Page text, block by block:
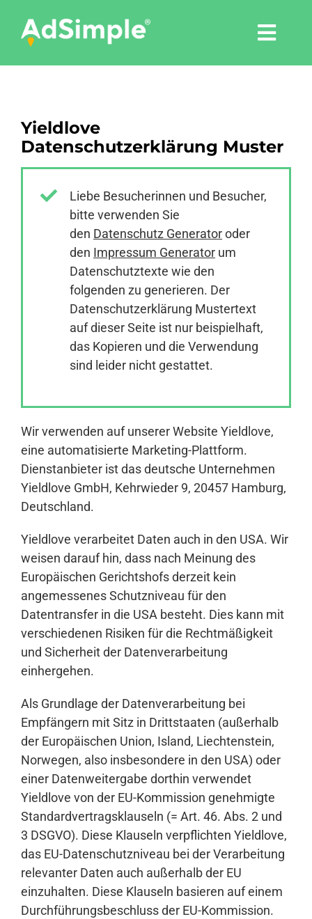
content
Tools
Pressemitteilungen
Anmelden
Yieldlove
Datenschutzerklärung Muster
Liebe Besucherinnen und Besucher,
bitte verwenden Sie
den Datenschutz Generatoroder
den Impressum Generator um
Datenschutztexte wie den
folgenden zu generieren. Der
Datenschutzerklärung Mustertext
auf dieser Seite ist nur beispielhaft,
das Kopieren und die Verwendung
sind leider nicht gestattet.
Wir verwenden auf unserer Website Yieldlove,
eine automatisierte Marketing-Plattform.
Dienstanbieter ist das deutsche Unternehmen
Yieldlove GmbH, Kehrwieder 9, 20457 Hamburg,
Deutschland.
Yieldlove verarbeitet Daten auch in den USA. Wir
weisen darauf hin, dass nach Meinung des
Europäischen Gerichtshofs derzeit kein
angemessenes Schutzniveau für den
Datentransfer in die USA besteht. Dies kann mit
verschiedenen Risiken für die Rechtmäßigkeit
und Sicherheit der Datenverarbeitung
einhergehen.
Als Grundlage der Datenverarbeitung bei
Empfängern mit Sitz in Drittstaaten (außerhalb
der Europäischen Union, Island, Liechtenstein,
Norwegen, also insbesondere in den USA) oder
einer Datenweitergabe dorthin verwendet
Yieldlove von der EU-Kommission genehmigte
Standardvertragsklauseln (= Art. 46. Abs. 2 und
3 DSGVO). Diese Klauseln verpflichten Yieldlove,
das EU-Datenschutzniveau bei der Verarbeitung
relevanter Daten auch außerhalb der EU
einzuhalten. Diese Klauseln basieren auf einem
Durchführungsbeschluss der EU-Kommission.